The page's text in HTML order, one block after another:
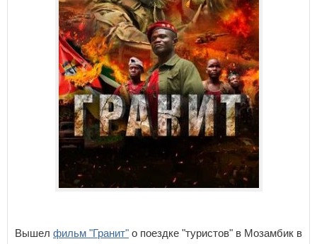
Вышел фильм "Гранит" о поездке "туристов" в Мозамбик в